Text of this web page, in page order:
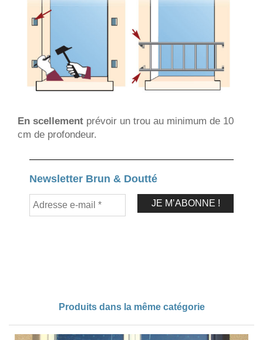
En scellement prévoir un trou au minimum de 10
cm de profondeur.
Newsletter Brun & Doutté
Produits dans la même catégorie